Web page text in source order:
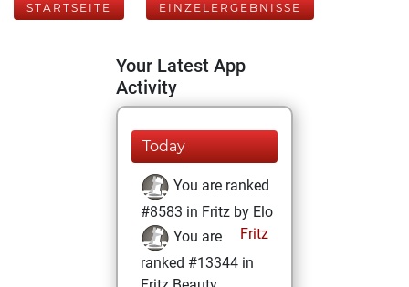
STARTSEITE EINZELERGEBNISSE
Your Latest App
Activity
Today
You are ranked
#8583 in Fritz by Elo
Fritz
You are
ranked #13344 in